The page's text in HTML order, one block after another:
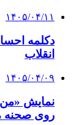
۱۴۰۵/۰۴/۱۱
دکلمه‌
انقلاب
۱۴۰۵/۰۴/۰۹
نمایش «من
روی صحنه